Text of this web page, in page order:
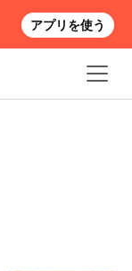
アプリを使う